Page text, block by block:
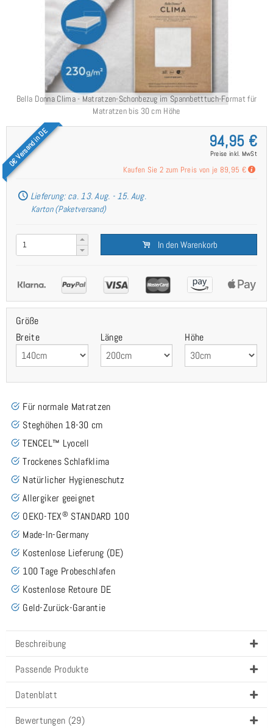
Bella Donna Clima - Matratzen-Schonbezug im Spannbetttuch-Format für
Matratzen bis 30 cm Höhe
0€ Versand in DE 94,95 €
Preise inkl. MwSt
Kaufen Sie 2 zum Preis von je 89,95 €
Lieferung: ca. 13. Aug. - 15. Aug.
Karton (Paketversand)
In den Warenkorb
Größe
Breite
Länge Höhe
Für normale Matratzen
Steghöhen 18-30 cm
TENCEL™ Lyocell
Trockenes Schlafklima
Natürlicher Hygieneschutz
Allergiker geeignet
OEKO-TEX® STANDARD 100
Made-In-Germany
Kostenlose Lieferung (DE)
100 Tage Probeschlafen
Kostenlose Retoure DE
Geld-Zurück-Garantie
Beschreibung
Passende Produkte
Datenblatt
Bewertungen (29)